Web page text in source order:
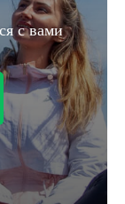
с вами